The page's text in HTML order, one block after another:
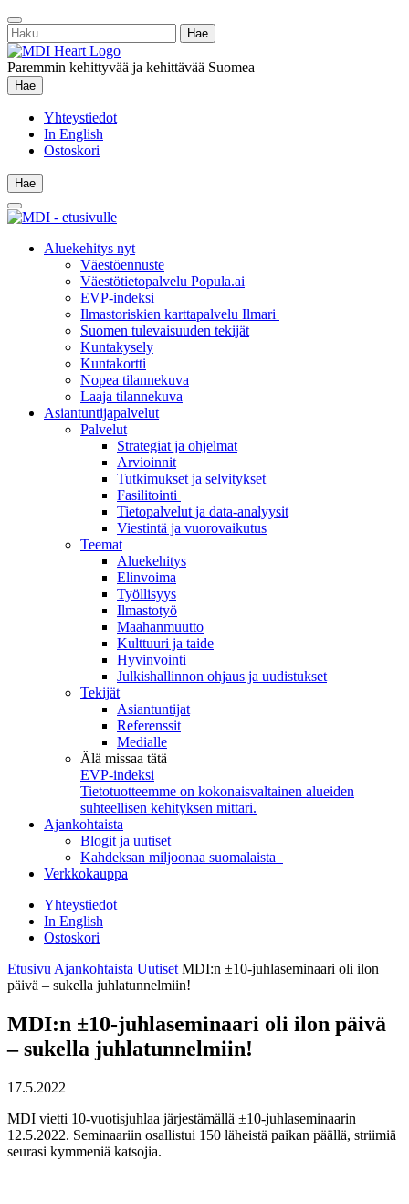
Siirry
sisältöön
Sulje
hae
Haku:
Paremmin kehittyvää ja kehittävää Suomea
Hae
Hae
Yhteystiedot
In English
Ostoskori
Hae
Hae
Main
Menu
Aluekehitys nyt
Väestöennuste
Väestötietopalvelu Popula.ai
EVP-indeksi
Ilmastoriskien karttapalvelu Ilmari
Suomen tulevaisuuden tekijät
Kuntakysely
Kuntakortti
Nopea tilannekuva
Laaja tilannekuva
Asiantuntijapalvelut
Palvelut
Strategiat ja ohjelmat
Arvioinnit
Tutkimukset ja selvitykset
Fasilitointi
Tietopalvelut ja data-analyysit
Viestintä ja vuorovaikutus
Teemat
Aluekehitys
Elinvoima
Työllisyys
Ilmastotyö
Maahanmuutto
Kulttuuri ja taide
Hyvinvointi
Julkishallinnon ohjaus ja uudistukset
Tekijät
Asiantuntijat
Referenssit
Medialle
Älä missaa tätä
EVP-indeksi
Tietotuotteemme on kokonaisvaltainen alueiden
suhteellisen kehityksen mittari.
Ajankohtaista
Blogit ja uutiset
Kahdeksan miljoonaa suomalaista
Verkkokauppa
Yhteystiedot
In English
Ostoskori
Etusivu Ajankohtaista Uutiset MDI:n ±10-juhlaseminaari oli ilon
päivä – sukella juhlatunnelmiin!
MDI:n ±10-juhlaseminaari oli ilon päivä
– sukella juhlatunnelmiin!
17.5.2022
MDI vietti 10-vuotisjuhlaa järjestämällä ±10-juhlaseminaarin
12.5.2022. Seminaariin osallistui 150 läheistä paikan päällä, striimiä
seurasi kymmeniä katsojia.